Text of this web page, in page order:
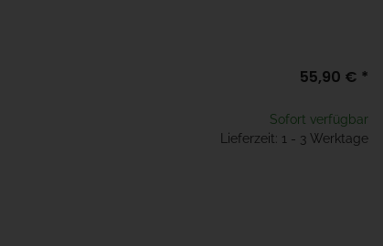
55,90 € *
Sofort verfügbar
Lieferzeit: 1 - 3 Werktage